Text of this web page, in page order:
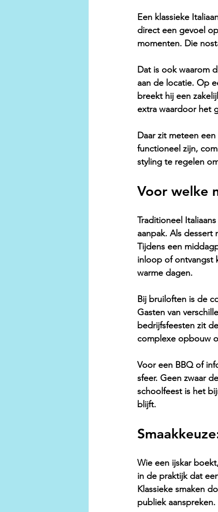
Een klassieke
direct een gevoel
momenten. Die
Dat is ook waarom
aan de locatie. Op
breekt hij een
extra waardoor het
Daar zit meteen
functioneel zijn,
styling te regelen
Voor welke
Traditioneel
aanpak. Als
Tijdens een
inloop of ontvangst
warme dagen.
Bij bruiloften is de
Gasten van
bedrijfsfeesten zit
complexe opbouw
Voor een BBQ of
sfeer. Geen zwaar
schoolfeest is het
blijft.
Wie een ijskar boekt
in de praktijk dat
Klassieke smaken
publiek aanspreken.